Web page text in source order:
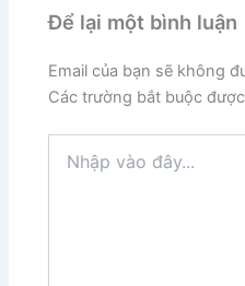
Để lại một bình luận
Email của bạn sẽ không
Các trường bắt buộc
vào